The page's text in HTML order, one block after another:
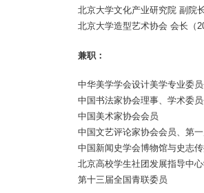
北京大学文化产业研究院 副院
北京大学造型艺术协会 会长（
兼职：
中华美学学会设计美学专业委
中国书法家协会理事、学术委
中国美术家协会会员
中国文艺评论家协会会员、第
中国新闻史学会博物馆与史志
北京高校学生社团发展指导中
第十三届全国青联委员